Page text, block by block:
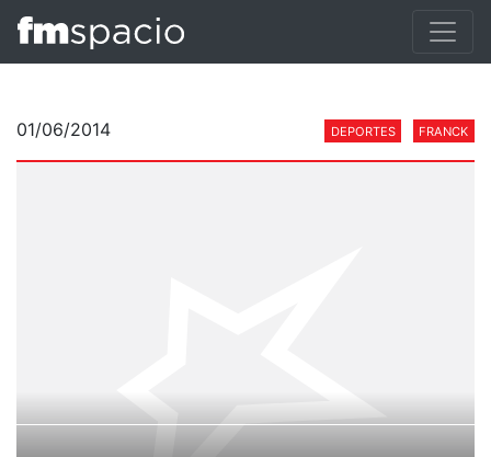
01/06/2014 DEPORTES FRANCK